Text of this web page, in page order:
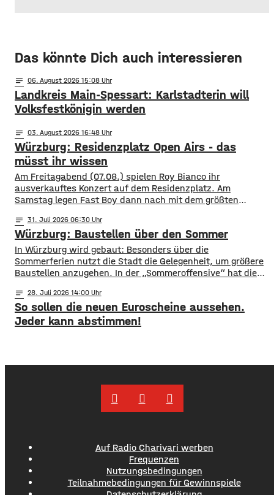
Das könnte Dich auch interessieren
notes 06. August 2026 15:08
Landkreis Main-Spessart: Karlstadterin will
Volksfestkönigin werden
notes 03. August 2026 16:48
Würzburg: Residenzplatz Open Airs - das
müsst ihr wissen
Am Freitagabend (07.08.) spielen Roy Bianco ihr
ausverkauftes Konzert auf dem Residenzplatz. Am
Samstag legen Fast Boy dann nach mit dem größten
Konzertwochenende wissen müsst, gibt es hier.
Straßensperrungen: vom 07.08. 6 Uhr bis 09.08. 5 Uhr
Rennweg vollständig gesperrt Balthasar-Neumann-
Promenade zwischen den Einmündungen Neubau- und
Theaterstraße
notes 31. Juli 2026 06:30
Würzburg: Baustellen über den Sommer
​​In Würzburg wird gebaut: Besonders über die
Sommerferien nutzt die Stadt die Gelegenheit, um größere
Baustellen anzugehen. In der „Sommeroffensive“ hat die
anderem die Sperrung der B27-Brücke bekanntgegeben.
Eine Übersicht über alle aktuellen Baustellen findet ihr
hier. ​Sperrung B27-Brücke ​Eine der größten
Einschränkungen wird für Autofahrer die Sperrung der B27-
notes 28. Juli 2026 14:00
So sollen die neuen Euroscheine aussehen.
Jeder kann abstimmen!
Auf Radio Charivari werben
Frequenzen
Nutzungsbedingungen
Teilnahmebedingungen für Gewinnspiele